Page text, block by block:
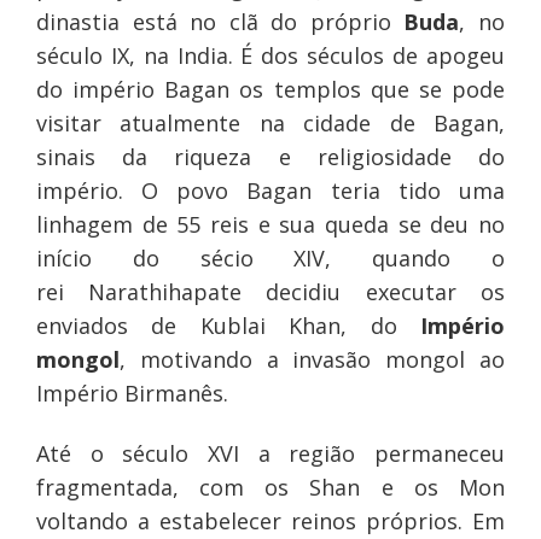
dinastia está no clã do próprio Buda, no
século IX, na India. É dos séculos de apogeu
do império Bagan os templos que se pode
visitar atualmente na cidade de Bagan,
sinais da riqueza e religiosidade do
império. O povo Bagan teria tido uma
linhagem de 55 reis e sua queda se deu no
início do sécio XIV, quando o
rei Narathihapate decidiu executar os
enviados de Kublai Khan, do Império
mongol, motivando a invasão mongol ao
Império Birmanês.
Até o século XVI a região permaneceu
fragmentada, com os Shan e os Mon
voltando a estabelecer reinos próprios. Em